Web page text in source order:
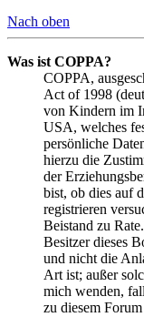
Nach oben
Was ist COPPA?
COPPA,
Act of 1998
von Kindern im
USA, welches
persönliche
hierzu die
der
bist, ob dies auf
registrieren
Beistand zu
Besitzer dieses
und nicht die
Art ist; außer
mich wenden,
zu diesem